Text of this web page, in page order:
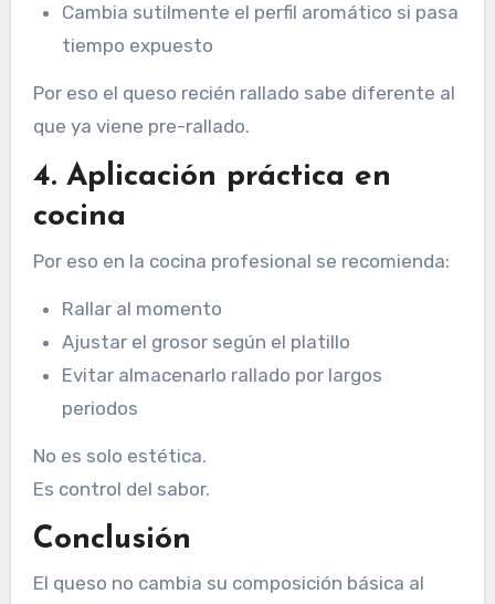
Cambia sutilmente el perfil aromático si pasa
tiempo expuesto
Por eso el queso recién rallado sabe diferente al
que ya viene pre-rallado.
4. Aplicación práctica en
cocina
Por eso en la cocina profesional se recomienda:
Rallar al momento
Ajustar el grosor según el platillo
Evitar almacenarlo rallado por largos
periodos
No es solo estética.
Es control del sabor.
Conclusión
El queso no cambia su composición básica al